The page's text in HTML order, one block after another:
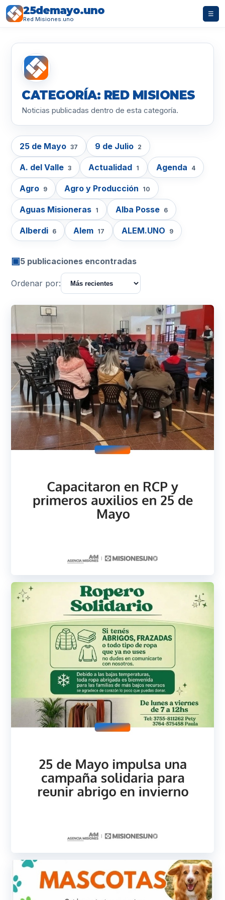
25demayo.uno
Red Misiones.uno
☰
CATEGORÍA: RED MISIONES
Noticias publicadas dentro de esta categoría.
25 de Mayo 37 9 de Julio 2
A. del Valle 3 Actualidad 1 Agenda 4
Agro 9 Agro y Producción 10
Aguas Misioneras 1 Alba Posse 6
Alberdi 6 Alem 17 ALEM.UNO 9
▣5 publicaciones encontradas
Ordenar por: